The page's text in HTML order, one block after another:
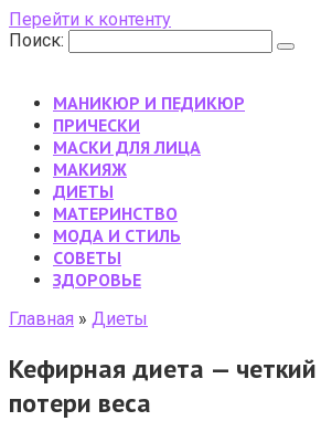
Перейти к контенту
Поиск:
МАНИКЮР И ПЕДИКЮР
ПРИЧЕСКИ
МАСКИ ДЛЯ ЛИЦА
МАКИЯЖ
ДИЕТЫ
МАТЕРИНСТВО
МОДА И СТИЛЬ
CОВЕТЫ
ЗДОРОВЬЕ
Главная » Диеты
Кефирная диета —
потери веса